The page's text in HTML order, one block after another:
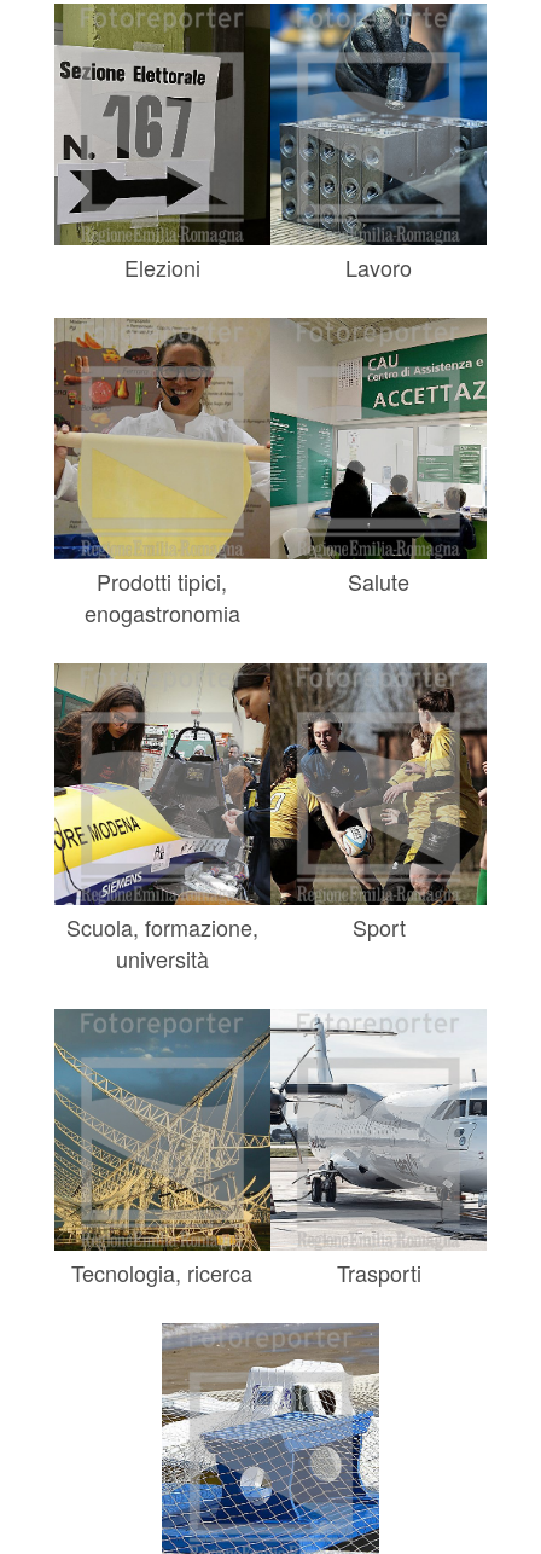
Elezioni Lavoro
Prodotti tipici,
enogastronomia
Salute
Scuola, formazione,
università
Sport
Tecnologia, ricerca Trasporti